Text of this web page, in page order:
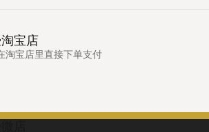
宝店
淘宝店里直接下单支付